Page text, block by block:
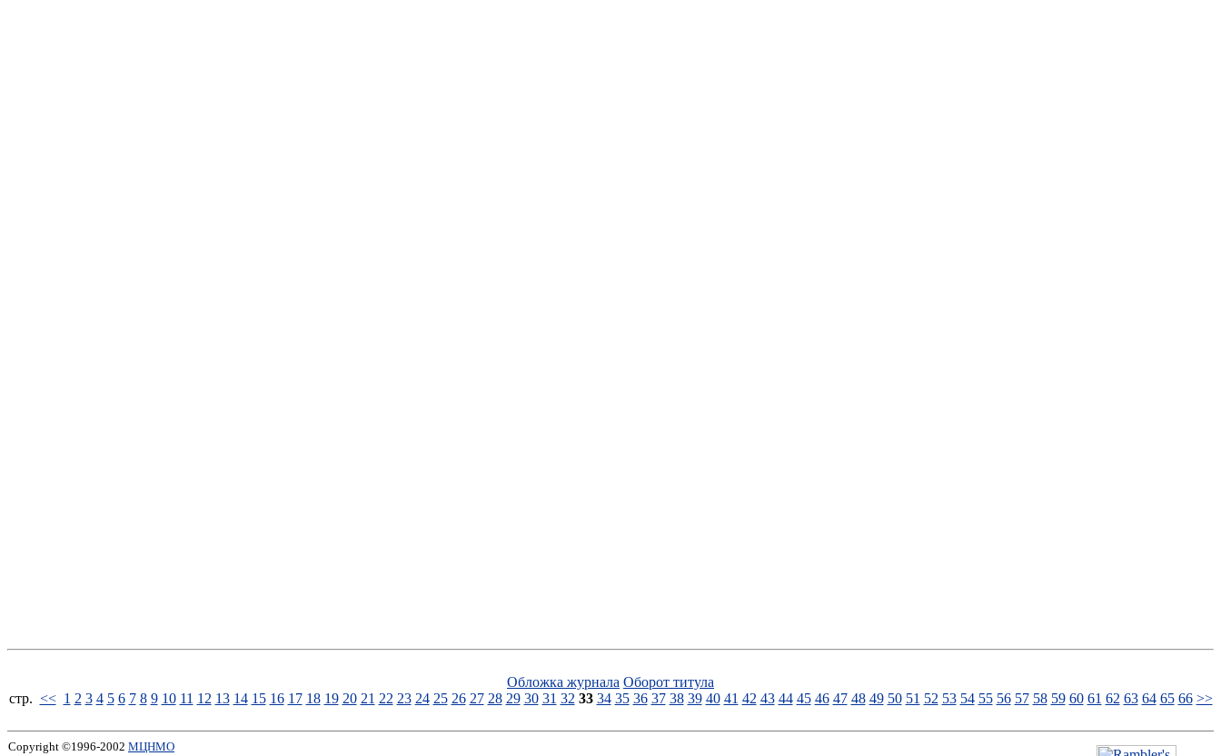
Обложка журнала Оборот титула
стp. << 1 2 3 4 5 6 7 8 9 10 11 12 13 14 15 16 17 18 19 20 21 22 23 24 25 26 27 28 29 30 31 32 33 34 35 36 37 38 39 40 41 42 43 44 45 46 47 48 49 50 51 52 53 54 55 56 57 58 59 60 61 62 63 64 65 66 >>
Copyright ©1996-2002 МЦНМО